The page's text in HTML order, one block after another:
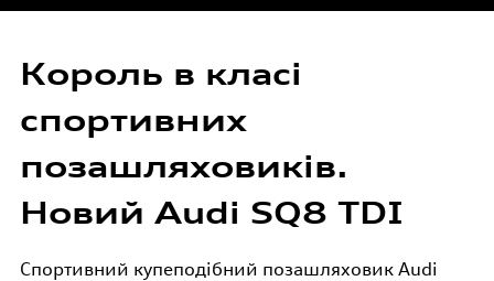
Корпоративним клієнтам
Гарантія Audi
Король в класі
спортивних
позашляховиків.
Новий Audi SQ8 TDI
Спортивний купеподібний позашляховик Audi